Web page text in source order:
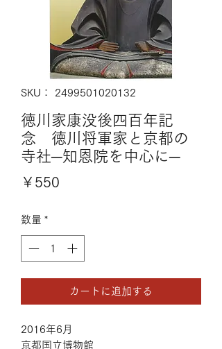
SKU： 2499501020132
徳川家康没後四百年記
念 徳川将軍家と京都の
寺社─知恩院を中心に─
￥550
数量 *
カートに追加する
2016年6月
京都国立博物館